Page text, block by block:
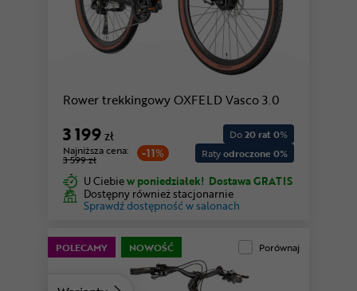
Rower trekkingowy OXFELD Vasco 3.0
3 199zł
-11%
Najniższa cena:
3 599 zł
Do20 rat 0%
Ratyodroczone 0%
U Ciebiew poniedziałek! Dostawa GRATIS
Dostępny również stacjonarnie
Sprawdź dostępność w salonach
POLECAMY NOWOŚĆ Porównaj